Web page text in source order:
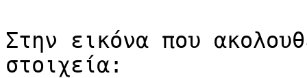
Στην εικόνα που
στοιχεία: